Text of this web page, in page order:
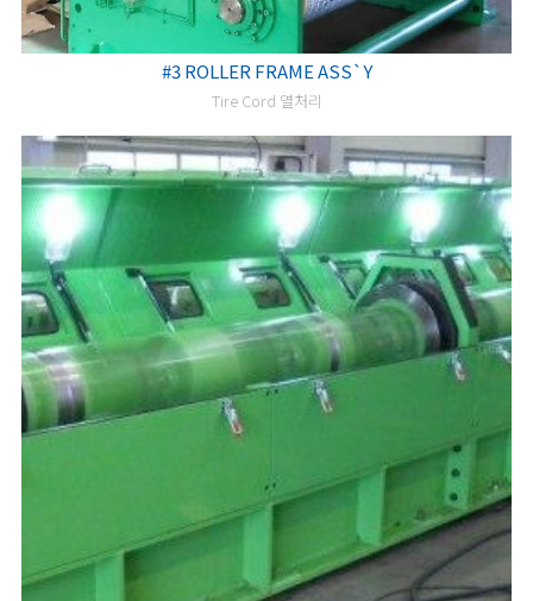
#3 ROLLER FRAME ASS`Y
Tire Cord 열처리